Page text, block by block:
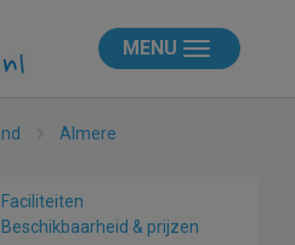
MENU
Almere
Faciliteiten
Beschikbaarheid & prijzen